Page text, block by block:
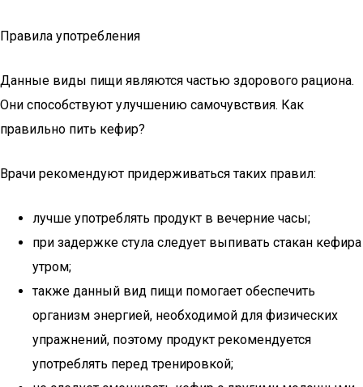
Правила употребления
Данные виды пищи являются частью здорового рациона.
Они способствуют улучшению самочувствия. Как
правильно пить кефир?
Врачи рекомендуют придерживаться таких правил:
лучше употреблять продукт в вечерние часы;
при задержке стула следует выпивать стакан кефира
утром;
также данный вид пищи помогает обеспечить
организм энергией, необходимой для физических
упражнений, поэтому продукт рекомендуется
употреблять перед тренировкой;